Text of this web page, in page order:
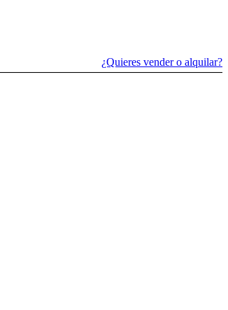
¿Quieres vender o alquilar?